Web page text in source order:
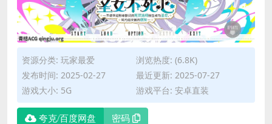
资源分类: 玩家最爱
浏览热度: (6.8K)
发布时间: 2025-02-27
最近更新: 2025-07-27
游戏大小: 5G
游戏平台: 安卓直装
夸克/百度网盘 密码